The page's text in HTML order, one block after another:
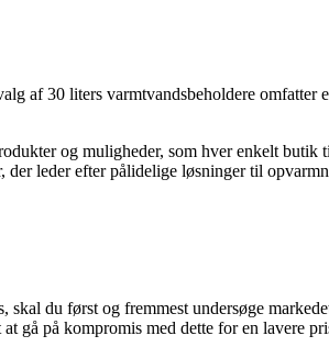
af 30 liters varmtvandsbeholdere omfatter
og muligheder, som hver enkelt butik
leder efter pålidelige løsninger til
du først og fremmest undersøge
gå på kompromis med dette for en lavere